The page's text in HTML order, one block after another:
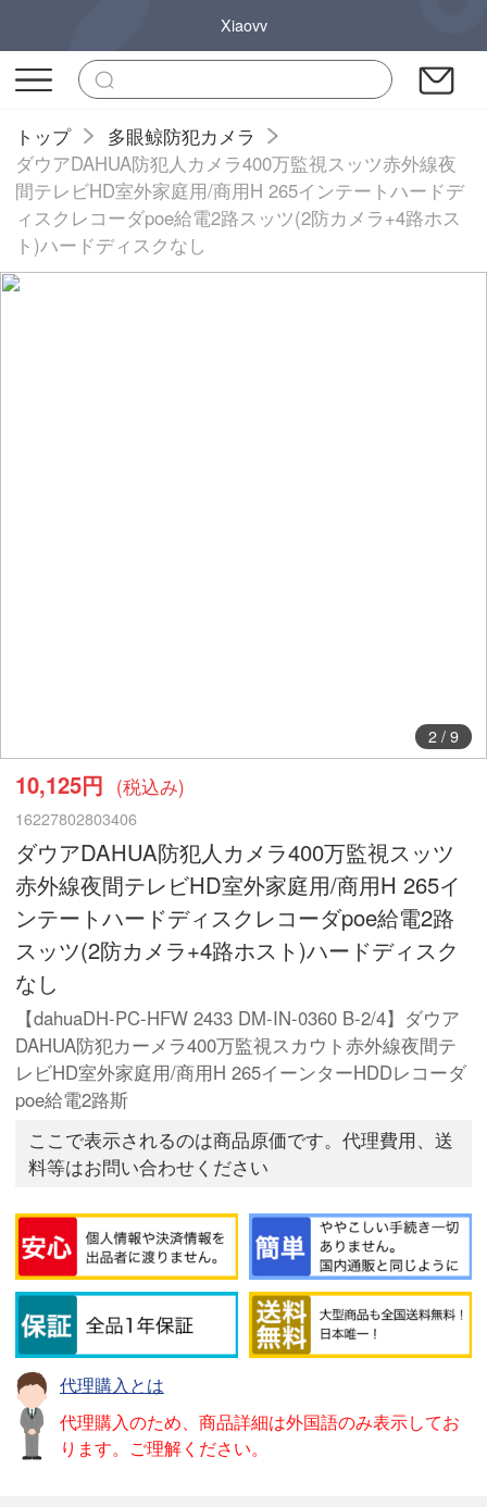
Xiaovv
トップ
多眼鲸防犯カメラ
ダウアDAHUA防犯人カメラ400万監視スッツ赤外線夜
間テレビHD室外家庭用/商用H 265インテートハードデ
ィスクレコーダpoe給電2路スッツ(2防カメラ+4路ホス
ト)ハードディスクなし
2/ 9
10,125円 (税込み)
16227802803406
ダウアDAHUA防犯人カメラ400万監視スッツ
赤外線夜間テレビHD室外家庭用/商用H 265イ
ンテートハードディスクレコーダpoe給電2路
スッツ(2防カメラ+4路ホスト)ハードディスク
なし
【dahuaDH-PC-HFW 2433 DM-IN-0360 B-2/4】ダウア
DAHUA防犯カーメラ400万監視スカウト赤外線夜間テ
レビHD室外家庭用/商用H 265イーンターHDDレコーダ
poe給電2路斯
ここで表示されるのは商品原価です。代理費用、送
料等はお問い合わせください
代理購入とは
代理購入のため、商品詳細は外国語のみ表示してお
ります。ご理解ください。